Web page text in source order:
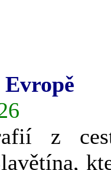
Evropě
z